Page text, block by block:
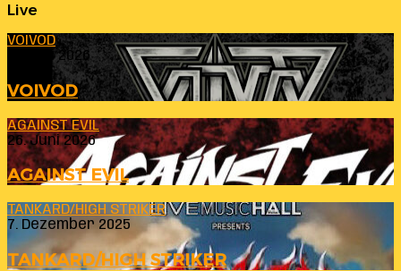
Live
VOIVOD
23. Juli 2026
VOIVOD
AGAINST EVIL
26. Juni 2026
AGAINST EVIL
TANKARD/HIGH STRIKER
7. Dezember 2025
TANKARD/HIGH STRIKER